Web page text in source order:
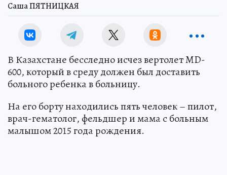
Саша ПЯТНИЦКАЯ
В Казахстане бесследно исчез вертолет MD-
600, который в среду должен был доставить
больного ребенка в больницу.
На его борту находились пять человек – пилот,
врач-гематолог, фельдшер и мама с больным
малышом 2015 года рождения.